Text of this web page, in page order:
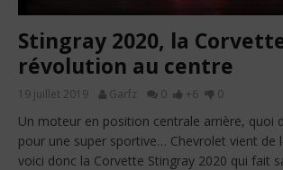
Stingray 2020, la
révolution au centre
19 juillet 2019 Garfz 0 +6 0
Un moteur en position centrale arrière, quoi
pour une super sportive… Chevrolet vient de
voici donc la Corvette Stingray 2020 qui fait